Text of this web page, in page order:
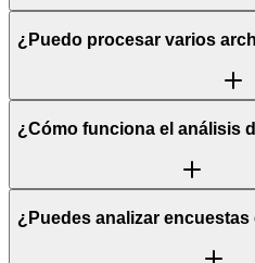
¿Puedo procesar varios
¿Cómo funciona el análisis
¿Puedes analizar